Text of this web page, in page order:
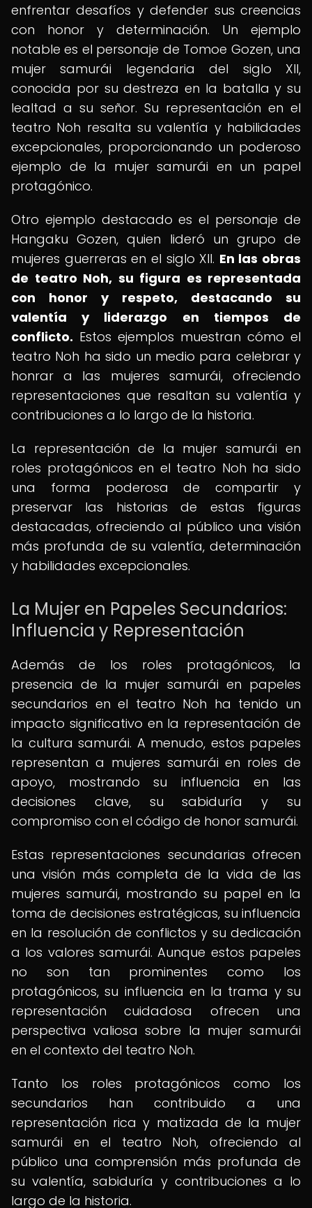
enfrentar desafíos y defender sus creencias
con honor y determinación. Un ejemplo
notable es el personaje de Tomoe Gozen, una
mujer samurái legendaria del siglo XII,
conocida por su destreza en la batalla y su
lealtad a su señor. Su representación en el
teatro Noh resalta su valentía y habilidades
excepcionales, proporcionando un poderoso
ejemplo de la mujer samurái en un papel
protagónico.
Otro ejemplo destacado es el personaje de
Hangaku Gozen, quien lideró un grupo de
mujeres guerreras en el siglo XII. En las obras
de teatro Noh, su figura es representada
con honor y respeto, destacando su
valentía y liderazgo en tiempos de
conflicto. Estos ejemplos muestran cómo el
teatro Noh ha sido un medio para celebrar y
honrar a las mujeres samurái, ofreciendo
representaciones que resaltan su valentía y
contribuciones a lo largo de la historia.
La representación de la mujer samurái en
roles protagónicos en el teatro Noh ha sido
una forma poderosa de compartir y
preservar las historias de estas figuras
destacadas, ofreciendo al público una visión
más profunda de su valentía, determinación
y habilidades excepcionales.
La Mujer en Papeles Secundarios:
Influencia y Representación
Además de los roles protagónicos, la
presencia de la mujer samurái en papeles
secundarios en el teatro Noh ha tenido un
impacto significativo en la representación de
la cultura samurái. A menudo, estos papeles
representan a mujeres samurái en roles de
apoyo, mostrando su influencia en las
decisiones clave, su sabiduría y su
compromiso con el código de honor samurái.
Estas representaciones secundarias ofrecen
una visión más completa de la vida de las
mujeres samurái, mostrando su papel en la
toma de decisiones estratégicas, su influencia
en la resolución de conflictos y su dedicación
a los valores samurái. Aunque estos papeles
no son tan prominentes como los
protagónicos, su influencia en la trama y su
representación cuidadosa ofrecen una
perspectiva valiosa sobre la mujer samurái
en el contexto del teatro Noh.
Tanto los roles protagónicos como los
secundarios han contribuido a una
representación rica y matizada de la mujer
samurái en el teatro Noh, ofreciendo al
público una comprensión más profunda de
su valentía, sabiduría y contribuciones a lo
largo de la historia.